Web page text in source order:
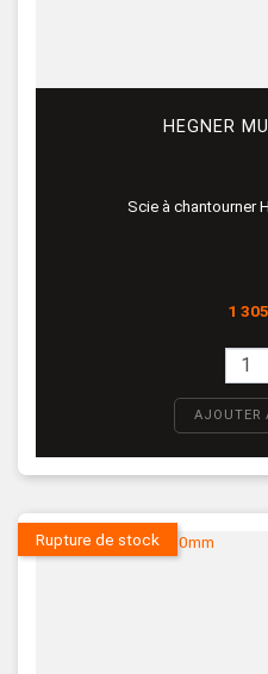
HEGNER
Scie à chantourner
Prix
1
AJOUTER
Rupture de stock